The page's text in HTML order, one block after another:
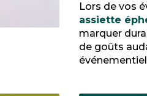
Lors de vos
assiette
marquer
de goûts